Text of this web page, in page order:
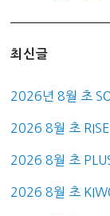
최신글
2026년 8월 초
2026 8월 초
2026 8월 초
2026 8월 초